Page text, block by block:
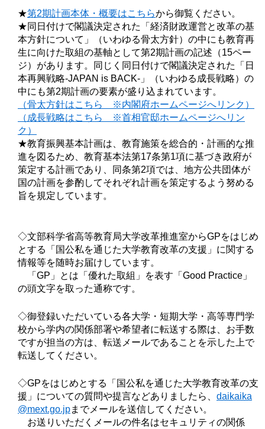
★第2期計画本体・概要はこちらから御覧ください。
★同日付けで閣議決定された「経済財政運営と改革の基
本方針について」（いわゆる骨太方針）の中にも教育再
生に向けた取組の基軸として第2期計画の記述（15ペー
ジ）があります。同じく同日付けで閣議決定された「日
本再興戦略-JAPAN is BACK-」（いわゆる成長戦略）の
中にも第2期計画の要素が盛り込まれています。
（骨太方針はこちら ※内閣府ホームページへリンク）
（成長戦略はこちら ※首相官邸ホームページへリン
ク）
★教育振興基本計画は、教育施策を総合的・計画的な推
進を図るため、教育基本法第17条第1項に基づき政府が
策定する計画であり、同条第2項では、地方公共団体が
国の計画を参酌してそれぞれ計画を策定するよう努める
旨を規定しています。
◇文部科学省高等教育局大学改革推進室からGPをはじめ
とする「国公私を通じた大学教育改革の支援」に関する
情報等を随時お届けしています。
「GP」とは「優れた取組」を表す「Good Practice」
の頭文字を取った通称です。
◇御登録いただいている各大学・短期大学・高等専門学
校から学内の関係部署や希望者に転送する際は、お手数
ですが担当の方は、転送メールであることを示した上で
転送してください。
◇GPをはじめとする「国公私を通じた大学教育改革の支
援」についての質問や提言などありましたら、 daikaika
@mext.go.jpまでメールを送信してください。
お送りいただくメールの件名はセキュリティの関係